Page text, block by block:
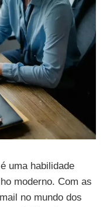
uma habilidade
moderno. Com as
no mundo dos